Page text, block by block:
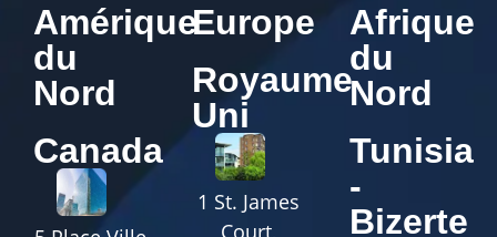
Amérique
du
Nord
Canada
Europe
Royaume
Uni
1 St. James
Afrique
du
Nord
Tunisia
-
Bizerte